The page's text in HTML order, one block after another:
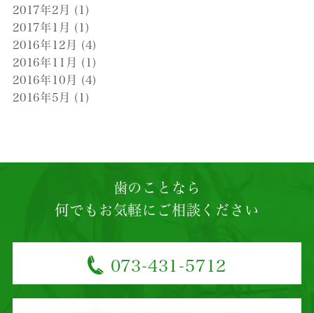
2017年2月 (1)
2017年1月 (1)
2016年12月 (4)
2016年11月 (1)
2016年10月 (4)
2016年5月 (1)
歯のことなら
何でもお気軽にご相談ください
073-431-5712